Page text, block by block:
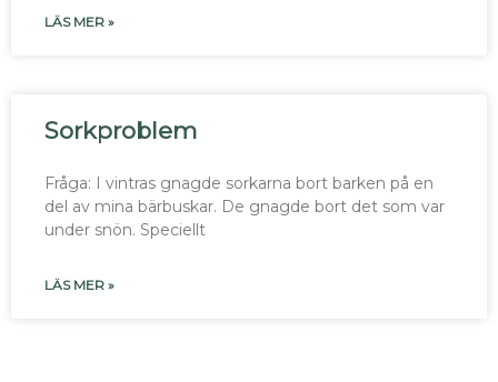
LÄS MER »
Sorkproblem
Fråga: I vintras gnagde sorkarna bort barken på en
del av mina bärbuskar. De gnagde bort det som var
under snön. Speciellt
LÄS MER »